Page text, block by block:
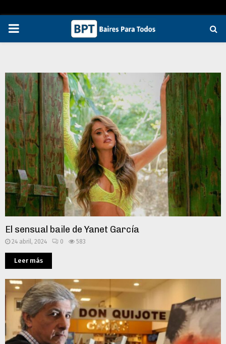
PRIMARY
El sensual baile de Yanet García
24 abril, 2024 0 583
Leer más